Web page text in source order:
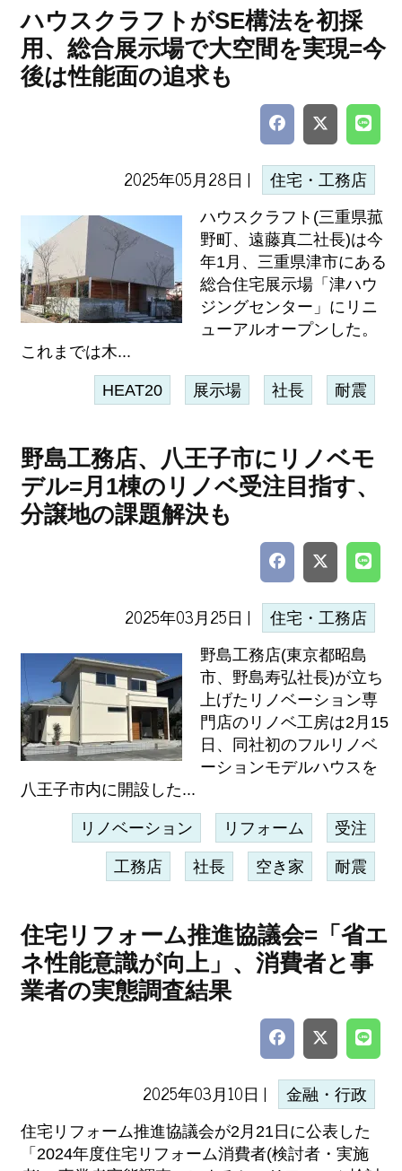
ハウスクラフトがSE構法を初採
用、総合展示場で大空間を実現=今
後は性能面の追求も
2025年05月28日 | 住宅・工務店
ハウスクラフト(三重県菰
野町、遠藤真二社長)は今
年1月、三重県津市にある
総合住宅展示場「津ハウ
ジングセンター」にリニ
ューアルオープンした。
これまでは木...
HEAT20 展示場 社長 耐震
野島工務店、八王子市にリノベモ
デル=月1棟のリノベ受注目指す、
分譲地の課題解決も
2025年03月25日 | 住宅・工務店
野島工務店(東京都昭島
市、野島寿弘社長)が立ち
上げたリノベーション専
門店のリノベ工房は2月15
日、同社初のフルリノベ
ーションモデルハウスを
八王子市内に開設した...
リノベーション リフォーム 受注
工務店 社長 空き家 耐震
住宅リフォーム推進協議会=「省エ
ネ性能意識が向上」、消費者と事
業者の実態調査結果
2025年03月10日 | 金融・行政
住宅リフォーム推進協議会が2月21日に公表した
「2024年度住宅リフォーム消費者(検討者・実施